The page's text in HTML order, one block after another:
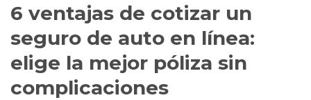
6 ventajas de cotizar un
seguro de auto en línea:
elige la mejor póliza sin
complicaciones